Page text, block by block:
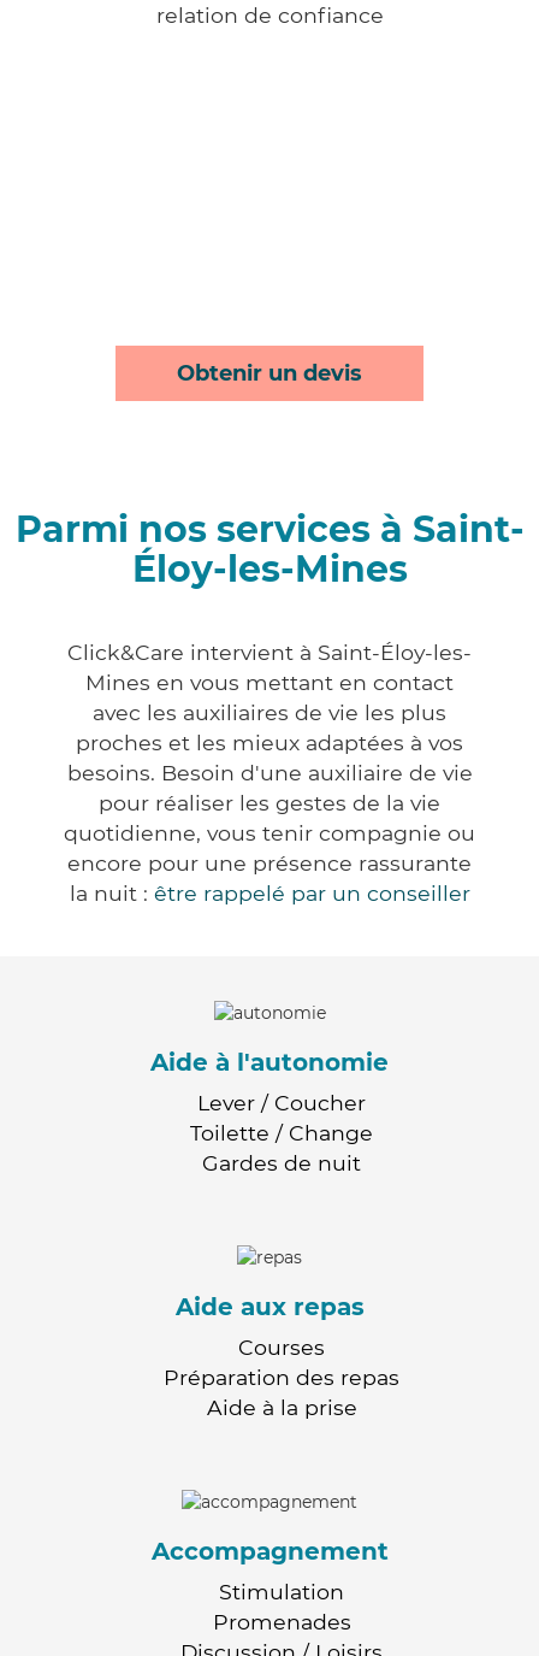
relation de confiance
Obtenir un devis
Parmi nos services à Saint-
Éloy-les-Mines
Click&Care intervient à Saint-Éloy-les-
Mines en vous mettant en contact
avec les auxiliaires de vie les plus
proches et les mieux adaptées à vos
besoins. Besoin d'une auxiliaire de vie
pour réaliser les gestes de la vie
quotidienne, vous tenir compagnie ou
encore pour une présence rassurante
la nuit : être rappelé par un conseiller
Aide à l'autonomie
Lever / Coucher
Toilette / Change
Gardes de nuit
Aide aux repas
Courses
Préparation des repas
Aide à la prise
Accompagnement
Stimulation
Promenades